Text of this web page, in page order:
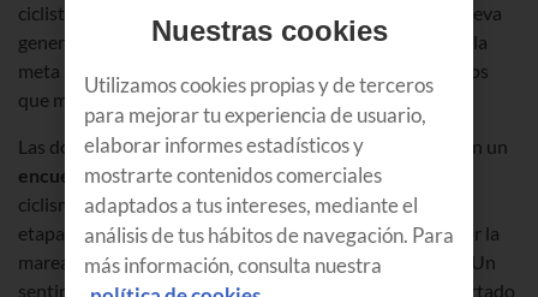
ciclistas como
, la nueva
generación del Euskaltel Euskadi que sueña con llegar a la
meta atravesando el impresionante pasillo de aficionados
que mueven la marea naranja.
Las dos generaciones delEuskaltel Euskadi
protagonizan un
encuentro únicoen el alto de Arrate, un emblema del
ciclismo vasco. Haimar recuerda la emoción de subir las
etapas de los Pirineos en el Tour de Francia arropado por la
marea de aficionados vestidos con lacamiseta naranja
. Un
sentimiento que “con esta vuelta de Euskaltel, ha despertado
Nuestras cookies
Utilizamos cookies propias y de terceros
para mejorar tu experiencia de usuario,
elaborar informes estadísticos y
mostrarte contenidos comerciales
adaptados a tus intereses, mediante el
análisis de tus hábitos de navegación. Para
más información, consulta nuestra